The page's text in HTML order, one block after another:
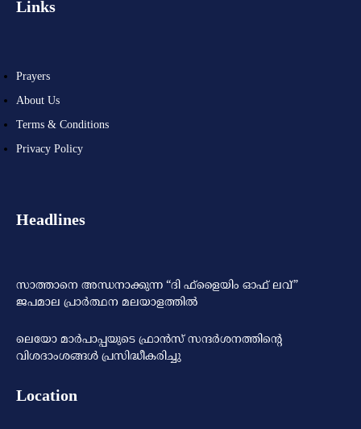
Links
Prayers
About Us
Terms & Conditions
Privacy Policy
Headlines
സാത്താനെ അന്ധനാക്കുന്ന “ദി ഫ്‌ളൈയിം ഓഫ് ലവ്”
ജപമാല പ്രാർത്ഥന മലയാളത്തിൽ
ലെയോ മാര്‍പാപ്പയുടെ ഫ്രാന്‍സ് സന്ദര്‍ശനത്തിന്റെ
വിശദാംശങ്ങള്‍ പ്രസിദ്ധീകരിച്ചു
Location